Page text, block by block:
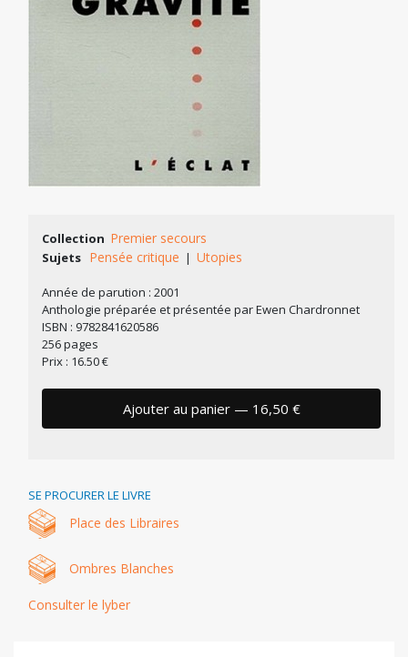
Collection Premier secours
Sujets Pensée critique |Utopies
Année de parution : 2001
Anthologie préparée et présentée par Ewen Chardronnet
ISBN : 9782841620586
256 pages
Prix : 16.50 €
Ajouter au panier — 16,50 €
SE PROCURER LE LIVRE
Place des Libraires
Ombres Blanches
Consulter le lyber